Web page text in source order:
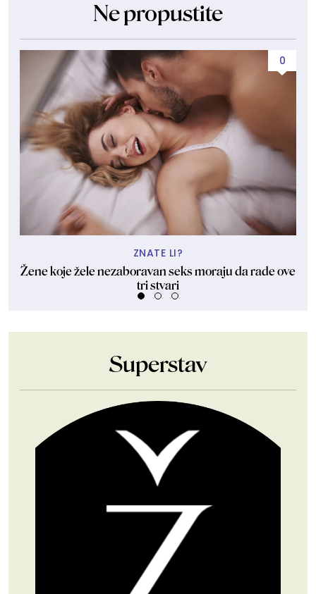
Ne propustite
0
ZNATE LI?
Žene koje žele nezaboravan seks moraju da rade ove
tri stvari
Superstav